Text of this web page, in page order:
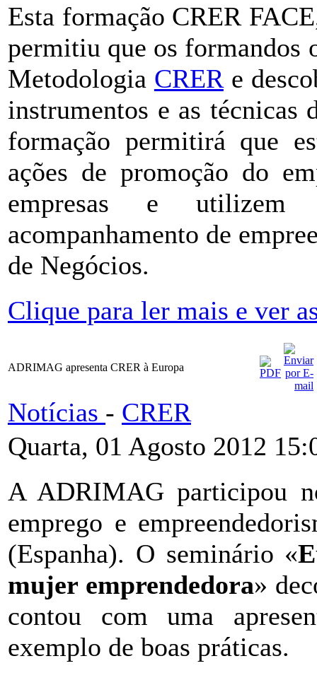
Esta formação CRER
permitiu que os formandos
Metodologia CRERe
instrumentos e as técnicas
formação permitirá que
ações de promoção do
empresas e
acompanhamento de
de Negócios.
Clique para ler mais e ver
ADRIMAG apresenta CRER à Europa
Notícias - CRER
Quarta, 01 Agosto 2012
A ADRIMAG participou
emprego e
(Espanha). O seminário «
mujer emprendedora»
contou com uma
exemplo de boas práticas.